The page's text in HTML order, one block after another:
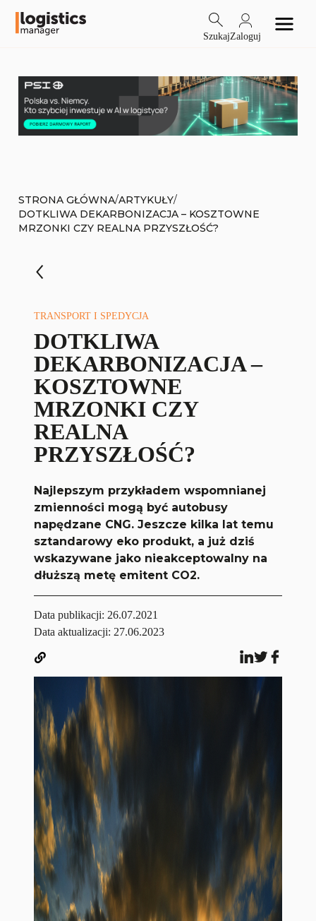
SzukajZaloguj
STRONA GŁÓWNA/ARTYKUŁY/
DOTKLIWA DEKARBONIZACJA – KOSZTOWNE
MRZONKI CZY REALNA PRZYSZŁOŚĆ?
TRANSPORT I SPEDYCJA
DOTKLIWA
DEKARBONIZACJA –
KOSZTOWNE
MRZONKI CZY
REALNA
PRZYSZŁOŚĆ?
Najlepszym przykładem wspomnianej
zmienności mogą być autobusy
napędzane CNG. Jeszcze kilka lat temu
sztandarowy eko produkt, a już dziś
wskazywane jako nieakceptowalny na
dłuższą metę emitent CO2.
Data publikacji: 26.07.2021
Data aktualizacji: 27.06.2023